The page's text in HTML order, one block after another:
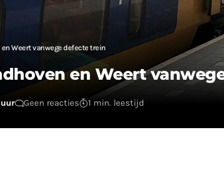
Weert vanwege defecte trein
en Weert
Geen reacties 1 min. leestijd